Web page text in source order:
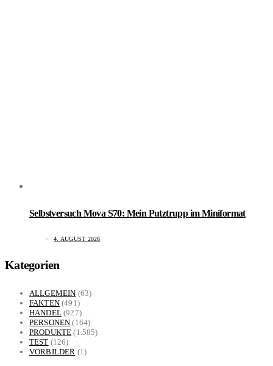
Selbstversuch Mova S70: Mein Putztrupp im Miniformat
4. AUGUST 2026
Kategorien
ALLGEMEIN (63)
FAKTEN(491)
HANDEL(927)
PERSONEN (164)
PRODUKTE (1.585)
TEST (126)
VORBILDER (1)